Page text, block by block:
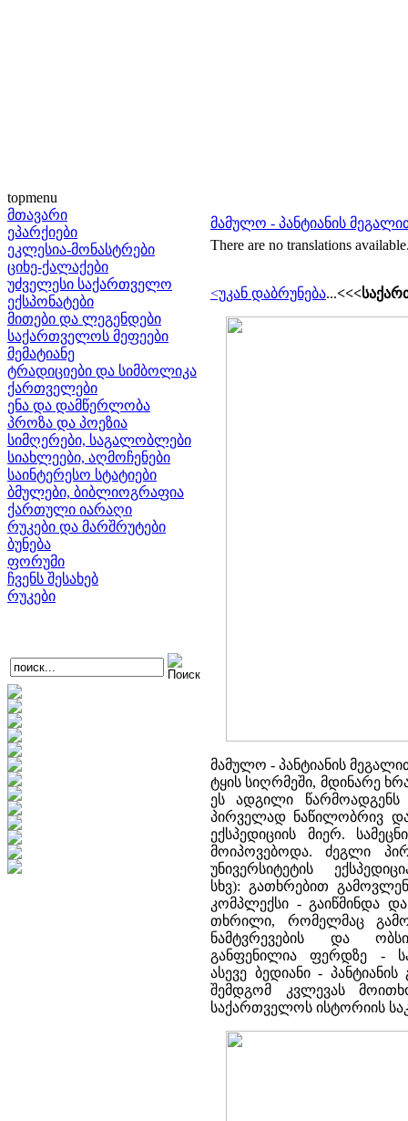
topmenu
მთავარი
ეპარქიები
ეკლესია-მონასტრები
ციხე-ქალაქები
უძველესი საქართველო
ექსპონატები
მითები და ლეგენდები
საქართველოს მეფეები
მემატიანე
ტრადიციები და სიმბოლიკა
ქართველები
ენა და დამწერლობა
პროზა და პოეზია
სიმღერები, საგალობლები
სიახლეები, აღმოჩენები
საინტერესო სტატიები
ბმულები, ბიბლიოგრაფია
ქართული იარაღი
რუკები და მარშრუტები
ბუნება
ფორუმი
ჩვენს შესახებ
რუკები
მამულო - პანტიანის
There are no translations
<უკან დაბრუნება...
მამულო - პანტიანის
ტყის სიღრმეში, მდინარე
ეს ადგილი წარმოადგენს
პირველად ნაწილობრივ
ექსპედიციის მიერ.
მოიპოვებოდა. ძეგლი
უნივერსიტეტის
სხვ): გათხრებით
კომპლექსი - გაიწმინდა
თხრილი, რომელმაც
ნამტვრევების და
განფენილია ფერდზე -
ასევე ბედიანი -
შემდგომ კვლევას
საქართველოს ისტორიის